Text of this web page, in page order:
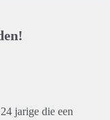
jarige die een